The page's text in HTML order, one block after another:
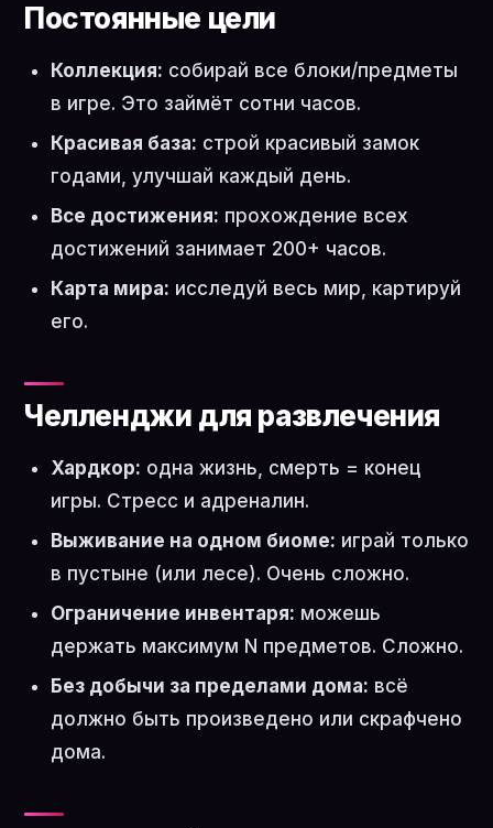
Постоянные цели
Коллекция: собирай все блоки/предметы
в игре. Это займёт сотни часов.
Красивая база: строй красивый замок
годами, улучшай каждый день.
Все достижения: прохождение всех
достижений занимает 200+ часов.
Карта мира: исследуй весь мир, картируй
его.
Челленджи для развлечения
Хардкор: одна жизнь, смерть = конец
игры. Стресс и адреналин.
Выживание на одном биоме: играй только
в пустыне (или лесе). Очень сложно.
Ограничение инвентаря: можешь
держать максимум N предметов. Сложно.
Без добычи за пределами дома: всё
должно быть произведено или скрафчено
дома.